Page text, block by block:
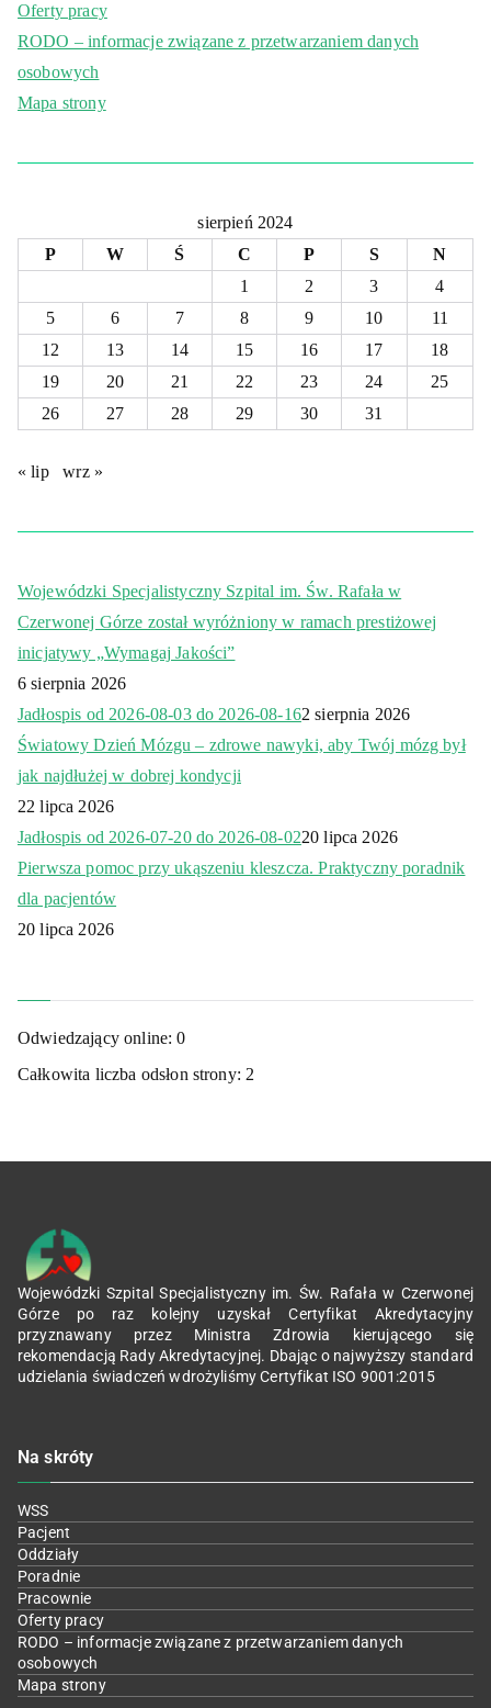
Oferty pracy
RODO – informacje związane z przetwarzaniem danych
osobowych
Mapa strony
sierpień 2024
P
W Ś C P S
N
1
2 3
4
5
6 7 8 9 10
11
12
13 14 15 16 17
18
19
20 21 22 23 24
25
26
27 28 29 30 31
« lip wrz »
Wojewódzki Specjalistyczny Szpital im. Św. Rafała w
Czerwonej Górze został wyróżniony w ramach prestiżowej
inicjatywy „Wymagaj Jakości”
6 sierpnia 2026
Jadłospis od 2026-08-03 do 2026-08-162 sierpnia 2026
Światowy Dzień Mózgu – zdrowe nawyki, aby Twój mózg był
jak najdłużej w dobrej kondycji
22 lipca 2026
Jadłospis od 2026-07-20 do 2026-08-0220 lipca 2026
Pierwsza pomoc przy ukąszeniu kleszcza. Praktyczny poradnik
dla pacjentów
20 lipca 2026
Odwiedzający online:0
Całkowita liczba odsłon strony: 2
Wojewódzki Szpital Specjalistyczny im. Św. Rafała w Czerwonej
Górze po raz kolejny uzyskał Certyfikat Akredytacyjny
przyznawany przez Ministra Zdrowia kierującego się
rekomendacją Rady Akredytacyjnej. Dbając o najwyższy standard
udzielania świadczeń wdrożyliśmy Certyfikat ISO 9001:2015
Na skróty
WSS
Pacjent
Oddziały
Poradnie
Pracownie
Oferty pracy
RODO – informacje związane z przetwarzaniem danych
osobowych
Mapa strony